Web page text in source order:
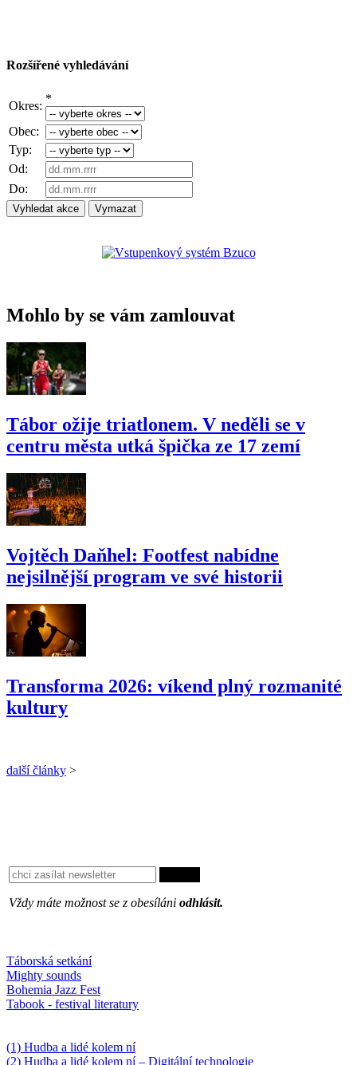
Rozšířené vyhledávání
Okres:
*
Obec:
Typ:
Od:
Do:
Mohlo by se vám zamlouvat
Tábor ožije triatlonem. V neděli se v
centru města utká špička ze 17 zemí
Vojtěch Daňhel: Footfest nabídne
nejsilnější program ve své historii
Transforma 2026: víkend plný rozmanité
kultury
další články >
Vždy máte možnost se z obesíláni odhlásit.
Táborská setkání
Mighty sounds
Bohemia Jazz Fest
Tabook - festival literatury
(1) Hudba a lidé kolem ní
(2) Hudba a lidé kolem ní – Digitální technologie